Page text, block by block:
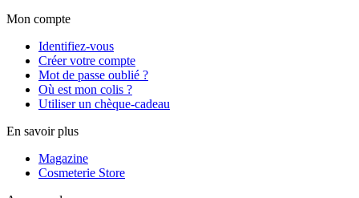
Mon compte
Identifiez-vous
Créer votre compte
Mot de passe oublié ?
Où est mon colis ?
Utiliser un chèque-cadeau
En savoir plus
Magazine
Cosmeterie Store